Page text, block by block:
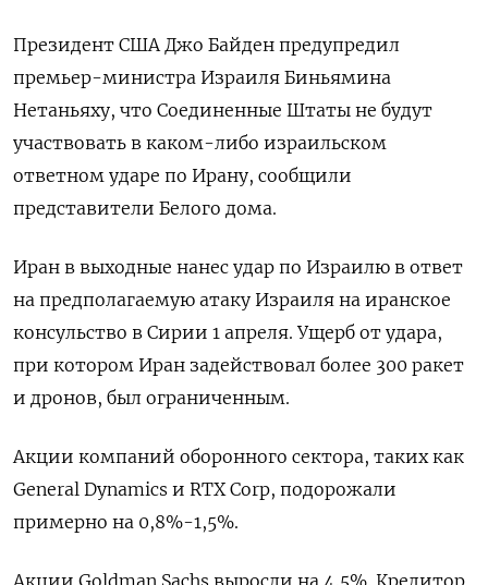
Президент США Джо Байден предупредил
премьер-министра Израиля Биньямина
Нетаньяху, что Соединенные Штаты не будут
участвовать в каком-либо израильском
ответном ударе по Ирану, сообщили
представители Белого дома.
Иран в выходные нанес удар по Израилю в ответ
на предполагаемую атаку Израиля на иранское
консульство в Сирии 1 апреля. Ущерб от удара,
при котором Иран задействовал более 300 ракет
и дронов, был ограниченным.
Акции компаний оборонного сектора, таких как
General Dynamics и RTX Corp, подорожали
примерно на 0,8%-1,5%.
Акции Goldman Sachs выросли на 4,5%. Кредитор